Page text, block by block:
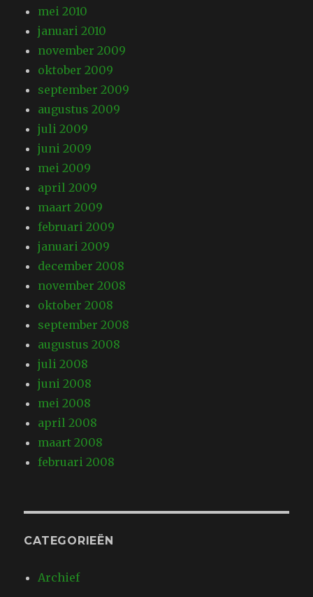
mei 2010
januari 2010
november 2009
oktober 2009
september 2009
augustus 2009
juli 2009
juni 2009
mei 2009
april 2009
maart 2009
februari 2009
januari 2009
december 2008
november 2008
oktober 2008
september 2008
augustus 2008
juli 2008
juni 2008
mei 2008
april 2008
maart 2008
februari 2008
CATEGORIEËN
Archief